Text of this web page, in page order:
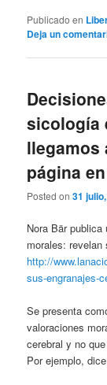
Publicado en
Deja un
sicología
llegamos
página
Posted on31
Nora Bär
morales: revelan
http://
sus-engranajes-
Se presenta
valoraciones
cerebral y no
Por ejemplo,